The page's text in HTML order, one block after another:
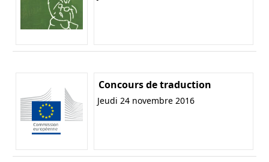
Concours de traduction
Jeudi 24 novembre 2016